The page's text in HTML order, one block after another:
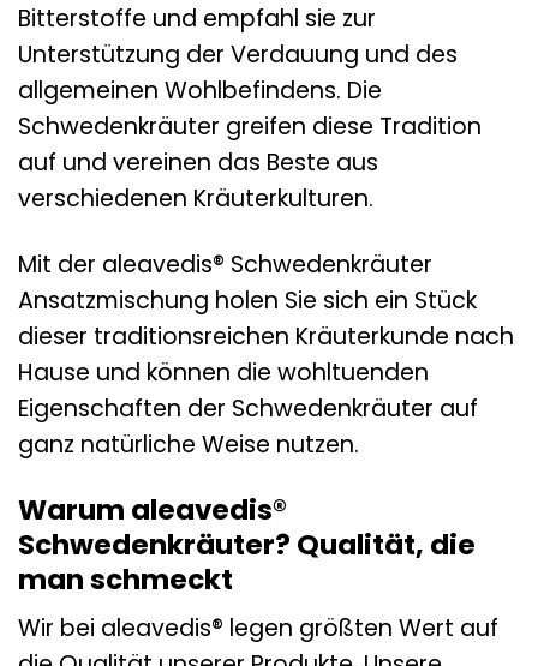
Bitterstoffe und empfahl sie zur
Unterstützung der Verdauung und des
allgemeinen Wohlbefindens. Die
Schwedenkräuter greifen diese Tradition
auf und vereinen das Beste aus
verschiedenen Kräuterkulturen.
Mit der aleavedis® Schwedenkräuter
Ansatzmischung holen Sie sich ein Stück
dieser traditionsreichen Kräuterkunde nach
Hause und können die wohltuenden
Eigenschaften der Schwedenkräuter auf
ganz natürliche Weise nutzen.
Warum aleavedis®
Schwedenkräuter? Qualität, die
man schmeckt
Wir bei aleavedis® legen größten Wert auf